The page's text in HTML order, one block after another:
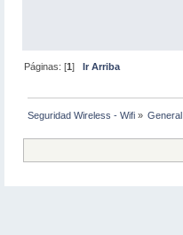
Páginas: [1]Ir Arriba
Seguridad Wireless - Wifi » General